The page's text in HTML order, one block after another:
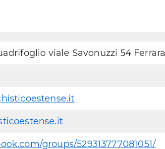
viale Savonuzzi 54 Ferrara
groups/529313777081051/